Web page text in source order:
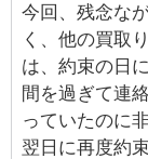
今回、残念な
く、他の買取
は、約束の日
間を過ぎて連
っていたのに
翌日に再度約